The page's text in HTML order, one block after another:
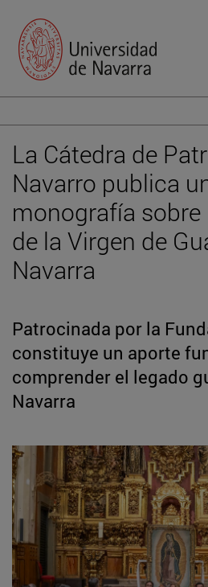
La Cátedra de
Navarro publica
monografía sobre
de la Virgen de
Navarra
Patrocinada por la
constituye un aporte
comprender el legado
Navarra